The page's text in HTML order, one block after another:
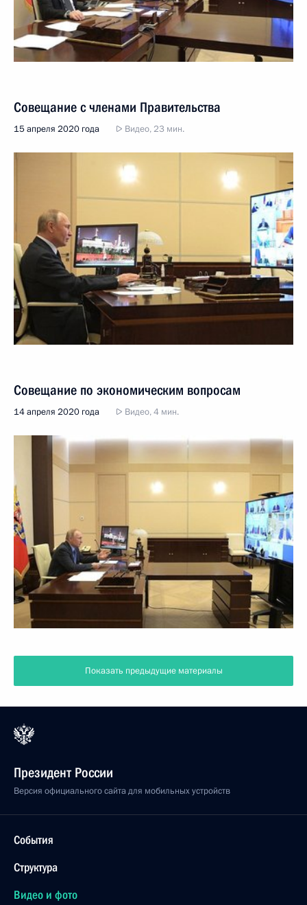
Совещание с членами Правительства
15 апреля 2020 года Видео, 23 мин.
Совещание по экономическим вопросам
14 апреля 2020 года Видео, 4 мин.
Показать предыдущие материалы
Президент России
Версия официального сайта для мобильных устройств
События
Структура
Видео и фото